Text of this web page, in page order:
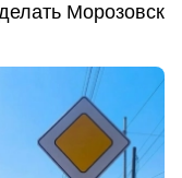
Морозовск